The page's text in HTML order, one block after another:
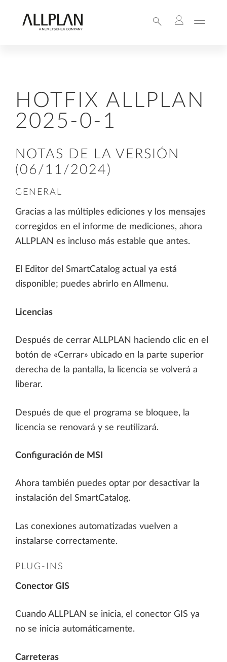
HOTFIX ALLPLAN
2025-0-1
NOTAS DE LA VERSIÓN
(06/11/2024)
GENERAL
Gracias a las múltiples ediciones y los mensajes
corregidos en el informe de mediciones, ahora
ALLPLAN es incluso más estable que antes.
El Editor del SmartCatalog actual ya está
disponible; puedes abrirlo en Allmenu.
Licencias
Después de cerrar ALLPLAN haciendo clic en el
botón de «Cerrar» ubicado en la parte superior
derecha de la pantalla, la licencia se volverá a
liberar.
Después de que el programa se bloquee, la
licencia se renovará y se reutilizará.
Configuración de MSI
Ahora también puedes optar por desactivar la
instalación del SmartCatalog.
Las conexiones automatizadas vuelven a
instalarse correctamente.
PLUG-INS
Conector GIS
Cuando ALLPLAN se inicia, el conector GIS ya
no se inicia automáticamente.
Carreteras